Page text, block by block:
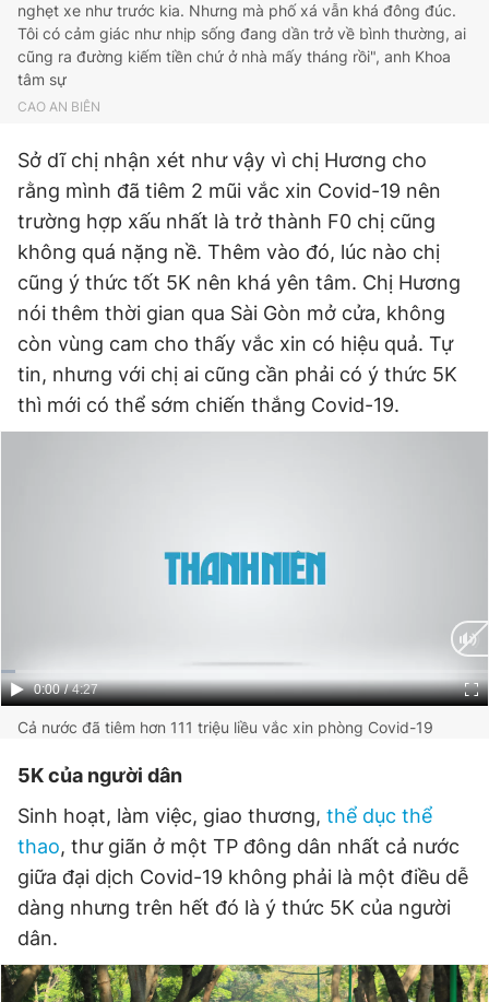
nghẹt xe như trước kia. Nhưng mà phố xá vẫn khá đông đúc.
Tôi có cảm giác như nhịp sống đang dần trở về bình thường, ai
cũng ra đường kiếm tiền chứ ở nhà mấy tháng rồi", anh Khoa
tâm sự
CAO AN BIÊN
Sở dĩ chị nhận xét như vậy vì chị Hương cho
rằng mình đã tiêm 2 mũi vắc xin Covid-19 nên
trường hợp xấu nhất là trở thành F0 chị cũng
không quá nặng nề. Thêm vào đó, lúc nào chị
cũng ý thức tốt 5K nên khá yên tâm. Chị Hương
nói thêm thời gian qua Sài Gòn mở cửa, không
còn vùng cam cho thấy vắc xin có hiệu quả. Tự
tin, nhưng với chị ai cũng cần phải có ý thức 5K
thì mới có thể sớm chiến thắng Covid-19.
Current
Time
0:00 / Duration
4:27
Cả nước đã tiêm hơn 111 triệu liều vắc xin phòng Covid-19
5K của người dân
Sinh hoạt, làm việc, giao thương, thể dục thể
thao, thư giãn ở một TP đông dân nhất cả nước
giữa đại dịch Covid-19 không phải là một điều dễ
dàng nhưng trên hết đó là ý thức 5K của người
dân.